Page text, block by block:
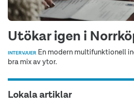
Utökar igen i
INTERVJUER En modern multifunktionell
bra mix av ytor.
Lokala artiklar